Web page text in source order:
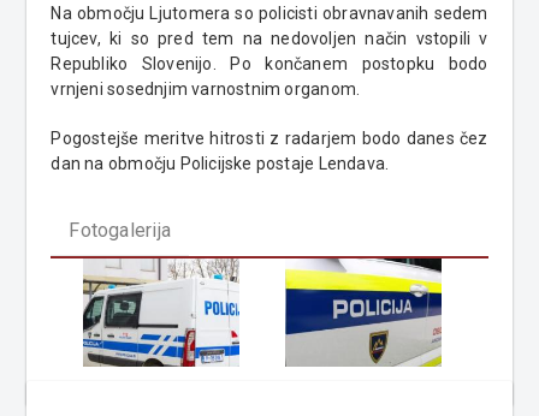
Na območju Ljutomera so policisti obravnavanih sedem
tujcev, ki so pred tem na nedovoljen način vstopili v
Republiko Slovenijo. Po končanem postopku bodo
vrnjeni sosednjim varnostnim organom.
Pogostejše meritve hitrosti z radarjem bodo danes čez
dan na območju Policijske postaje Lendava.
Fotogalerija